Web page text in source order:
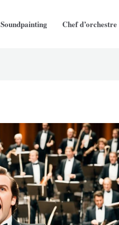
Soundpainting Chef d’orchestre